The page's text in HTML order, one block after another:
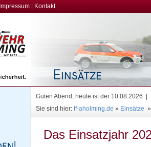
Impressum Kontakt
Guten Abend, heute ist der 10.08.2026 |
Sie sind hier: ff-aholming.de » Einsätze
Das Einsatzjahr